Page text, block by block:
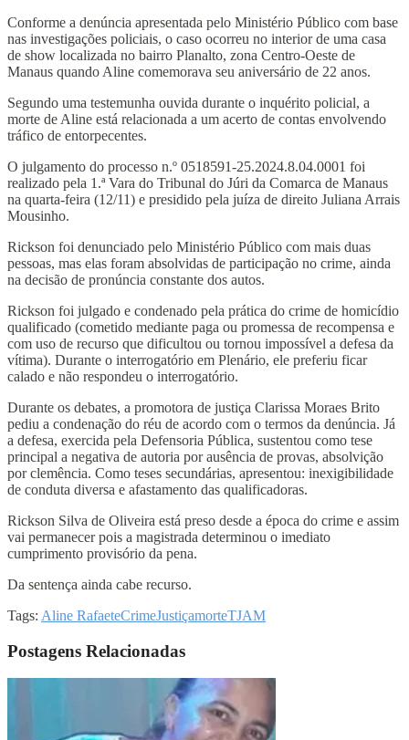
Conforme a denúncia apresentada pelo Ministério Público com base
nas investigações policiais, o caso ocorreu no interior de uma casa
de show localizada no bairro Planalto, zona Centro-Oeste de
Manaus quando Aline comemorava seu aniversário de 22 anos.
Segundo uma testemunha ouvida durante o inquérito policial, a
morte de Aline está relacionada a um acerto de contas envolvendo
tráfico de entorpecentes.
O julgamento do processo n.º 0518591-25.2024.8.04.0001 foi
realizado pela 1.ª Vara do Tribunal do Júri da Comarca de Manaus
na quarta-feira (12/11) e presidido pela juíza de direito Juliana Arrais
Mousinho.
Rickson foi denunciado pelo Ministério Público com mais duas
pessoas, mas elas foram absolvidas de participação no crime, ainda
na decisão de pronúncia constante dos autos.
Rickson foi julgado e condenado pela prática do crime de homicídio
qualificado (cometido mediante paga ou promessa de recompensa e
com uso de recurso que dificultou ou tornou impossível a defesa da
vítima). Durante o interrogatório em Plenário, ele preferiu ficar
calado e não respondeu o interrogatório.
Durante os debates, a promotora de justiça Clarissa Moraes Brito
pediu a condenação do réu de acordo com o termos da denúncia. Já
a defesa, exercida pela Defensoria Pública, sustentou como tese
principal a negativa de autoria por ausência de provas, absolvição
por clemência. Como teses secundárias, apresentou: inexigibilidade
de conduta diversa e afastamento das qualificadoras.
Rickson Silva de Oliveira está preso desde a época do crime e assim
vai permanecer pois a magistrada determinou o imediato
cumprimento provisório da pena.
Da sentença ainda cabe recurso.
Tags: Aline RafaeteCrimeJustiçamorteTJAM
Postagens Relacionadas